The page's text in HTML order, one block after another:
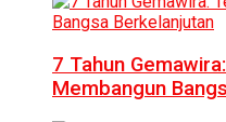
7 Tahun
Membangun